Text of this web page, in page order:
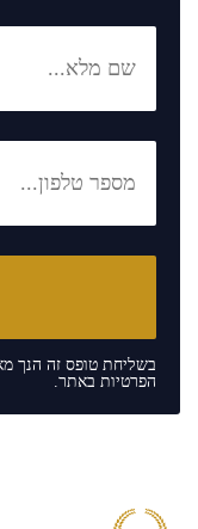
בשליחת טופס זה הנך
הפרטיות באתר.